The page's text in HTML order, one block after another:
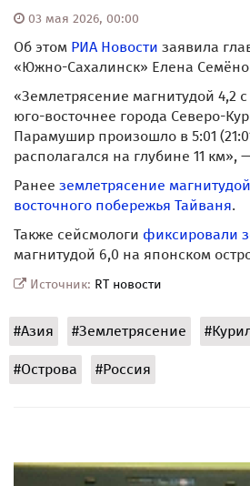
03 мая 2026, 00:00
Об этом РИА Новости заявила
«Южно-Сахалинск» Елена
«Землетрясение магнитудой 4,2
юго-восточнее города Северо-
Парамушир произошло в 5:01
располагался на глубине 11 км»,
Ранее землетрясение
восточного побережья Тайваня.
Также сейсмологи фиксировали
магнитудой 6,0 на японском
Источник: RT новости
#Азия #Землетрясение
#Острова #Россия